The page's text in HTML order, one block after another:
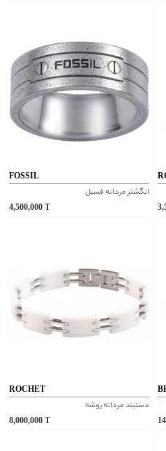
FOSSIL
انگشتر مردانه فسیل
4,500,000
ROCHET
دستبند مردانه روشه
8,000,000